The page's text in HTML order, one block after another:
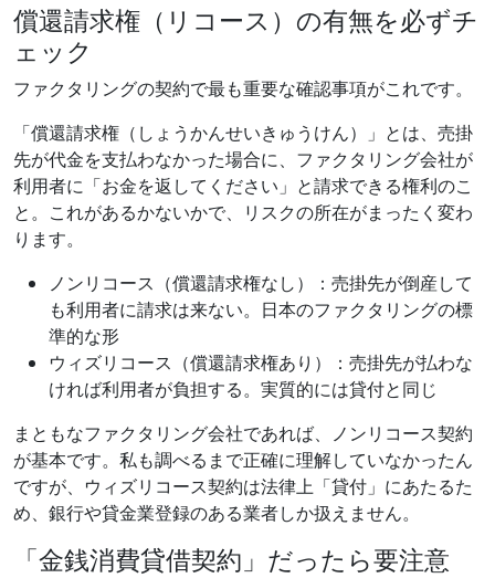
償還請求権（リコース）の有無を必ずチ
ェック
ファクタリングの契約で最も重要な確認事項がこれです。
「償還請求権（しょうかんせいきゅうけん）」とは、売掛
先が代金を支払わなかった場合に、ファクタリング会社が
利用者に「お金を返してください」と請求できる権利のこ
と。これがあるかないかで、リスクの所在がまったく変わ
ります。
ノンリコース（償還請求権なし）：売掛先が倒産して
も利用者に請求は来ない。日本のファクタリングの標
準的な形
ウィズリコース（償還請求権あり）：売掛先が払わな
ければ利用者が負担する。実質的には貸付と同じ
まともなファクタリング会社であれば、ノンリコース契約
が基本です。私も調べるまで正確に理解していなかったん
ですが、ウィズリコース契約は法律上「貸付」にあたるた
め、銀行や貸金業登録のある業者しか扱えません。
「金銭消費貸借契約」だったら要注意